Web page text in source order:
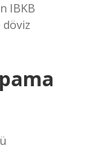
IBKB
döviz